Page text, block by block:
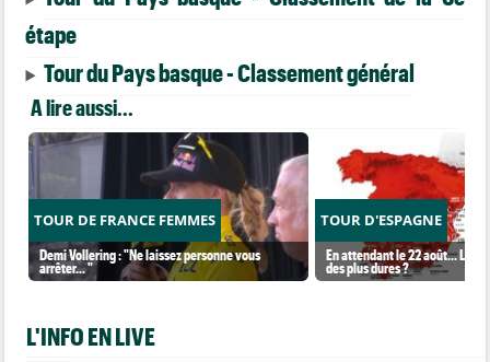
étape
Tour du Pays basque - Classement général
A lire aussi...
TOUR DE FRANCE FEMMES
Demi Vollering : "Ne laissez personne vous
arrêter... "
TOUR D'ESPAGNE
En attendant le 22 août... La
des plus dures ?
L'INFO EN LIVE